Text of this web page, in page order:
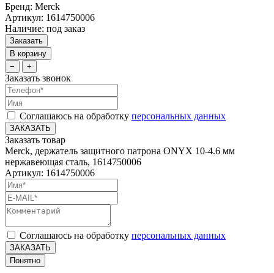
Бренд: Merck
Артикул: 1614750006
Наличие: под заказ
Заказать
В корзину
−
+
Заказать звонок
Соглашаюсь на обработку персональных данных
ЗАКАЗАТЬ
Заказать товар
Merck, держатель защитного патрона ONYX 10-4.6 мм
нержавеющая сталь, 1614750006
Артикул: 1614750006
Соглашаюсь на обработку персональных данных
ЗАКАЗАТЬ
Понятно